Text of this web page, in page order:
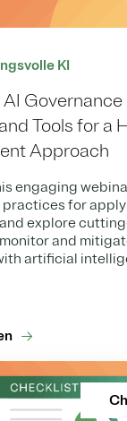
KI
Governance
Tools for a
Approach
engaging
for
explore
and
artificial